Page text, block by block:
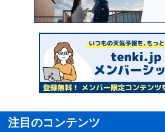
注目のコンテンツ